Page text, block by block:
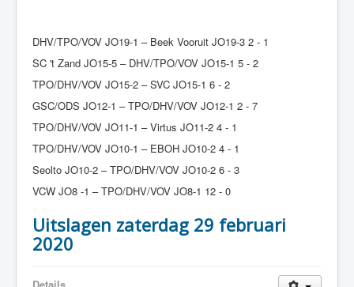
DHV/TPO/VOV JO19-1 – Beek Vooruit JO19-3 2 - 1
SC 't Zand JO15-5 – DHV/TPO/VOV JO15-1 5 - 2
TPO/DHV/VOV JO15-2 – SVC JO15-1 6 - 2
GSC/ODS JO12-1 – TPO/DHV/VOV JO12-1 2 - 7
TPO/DHV/VOV JO11-1 – Virtus JO11-2 4 - 1
TPO/DHV/VOV JO10-1 – EBOH JO10-2 4 - 1
Seolto JO10-2 – TPO/DHV/VOV JO10-2 6 - 3
VCW JO8 -1 – TPO/DHV/VOV JO8-1 12 - 0
Uitslagen zaterdag 29 februari
2020